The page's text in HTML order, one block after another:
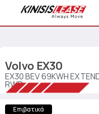
Volvo EX30
EX30 BEV 69KWH
RWD
Επιβατικά